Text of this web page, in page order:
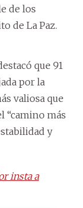
de los
de La Paz.
que 91
por la
valiosa que
“camino más
y
insta a